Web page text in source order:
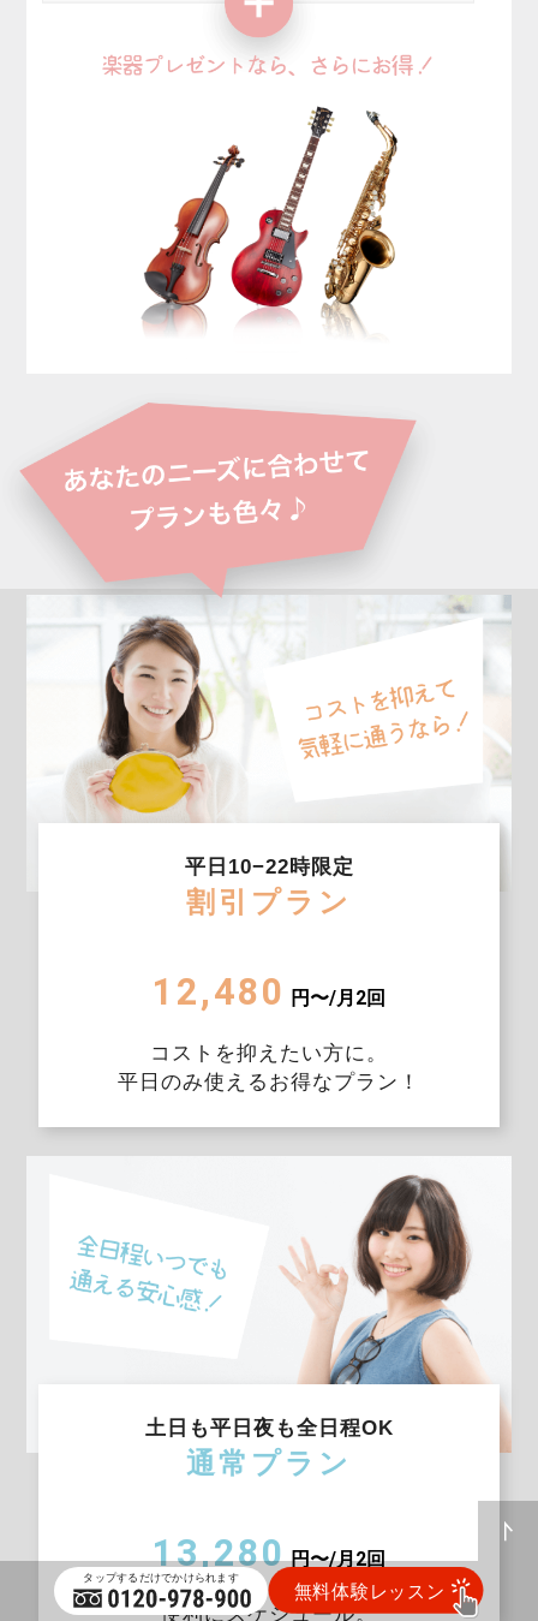
平日10−22時限定
割引プラン
12,480 円〜/月2回
コストを抑えたい方に。
平日のみ使えるお得なプラン！
土日も平日夜も全日程OK
通常プラン
13,280 円〜/月2回
便利にスケジュール。